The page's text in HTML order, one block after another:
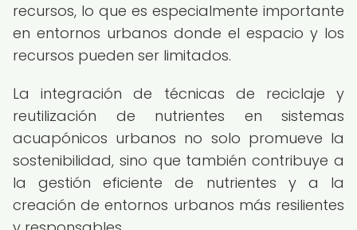
recursos, lo que es especialmente importante
en entornos urbanos donde el espacio y los
recursos pueden ser limitados.
La integración de técnicas de reciclaje y
reutilización de nutrientes en sistemas
acuapónicos urbanos no solo promueve la
sostenibilidad, sino que también contribuye a
la gestión eficiente de nutrientes y a la
creación de entornos urbanos más resilientes